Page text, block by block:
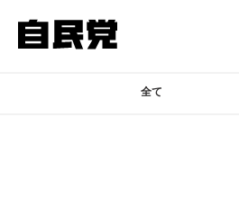
全て